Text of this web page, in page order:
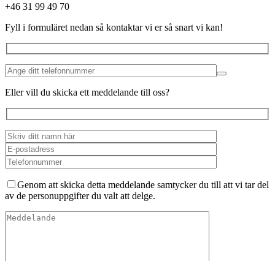
+46 31 99 49 70
Fyll i formuläret nedan så kontaktar vi er så snart vi kan!
Eller vill du skicka ett meddelande till oss?
Genom att skicka detta meddelande samtycker du till att vi tar del
av de personuppgifter du valt att delge.